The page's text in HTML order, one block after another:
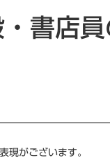
書店
現がございます。